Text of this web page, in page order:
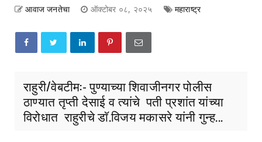
आवाज जनतेचा ऑक्टोबर ०८, २०२५ महाराष्ट्र
राहुरी/वेबटीम:- पुण्याच्या शिवाजीनगर पोलीस
ठाण्यात तृप्ती देसाई व त्यांचे पती प्रशांत यांच्या
विरोधात राहुरीचे डाॅ.विजय मकासरे यांनी गुन्ह...